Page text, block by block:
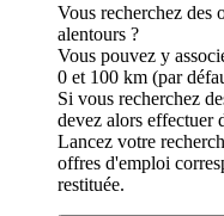
Vous recherchez des
alentours ?
Vous pouvez y
0 et 100 km (par
Si vous recherchez
devez alors effectuer
Lancez votre
offres d'emploi
restituée.